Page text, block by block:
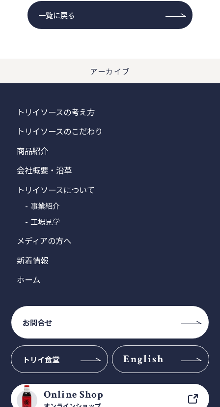
一覧に戻る
アーカイブ
トリイソースの考え方
トリイソースのこだわり
商品紹介
会社概要・沿革
トリイソースについて
事業紹介
工場見学
メディアの方へ
新着情報
ホーム
お問合せ
トリイ食堂 English
Online Shop